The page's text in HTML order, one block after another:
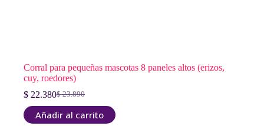
Corral para pequeñas mascotas 8 paneles altos (erizos,
cuy, roedores)
$23.890
El
precio
original
$ 22.380El
precio
actual
Añadir al carrito